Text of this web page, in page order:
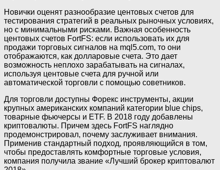
Новички оценят разнообразие центовых счетов для
тестирования стратегий в реальных рыночных условиях,
но с минимальными рисками. Важная особенность
центовых счетов FortFS: если использовать их для
продажи торговых сигналов на mql5.com, то они
отображаются, как долларовые счета. Это дает
возможность неплохо зарабатывать на сигналах,
используя центовые счета для ручной или
автоматической торговли с помощью советников.
Для торговли доступны Форекс инструменты, акции
крупных американских компаний категории blue chips,
товарные фьючерсы и ETF. В 2018 году добавлены
криптовалюты. Причем здесь FortFS наглядно
продемонстрировал, почему заслуживает внимания.
Применив стандартный подход, проявляющийся в том,
чтобы предоставлять комфортные торговые условия,
компания получила звание «Лучший брокер криптовалют